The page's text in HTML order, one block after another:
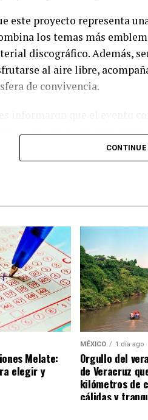
este proyecto representa
los temas más
discográfico. Además,
al aire libre,
de convivencia.
parte de la
para los asistentes.
con anticipación y formar
actividades, Benny
degustando diversos
CONTINUE
Melate:
elegir y
MÉXICO 1 día ago
Orgullo del
de Veracruz
kilómetros de
cálidas y